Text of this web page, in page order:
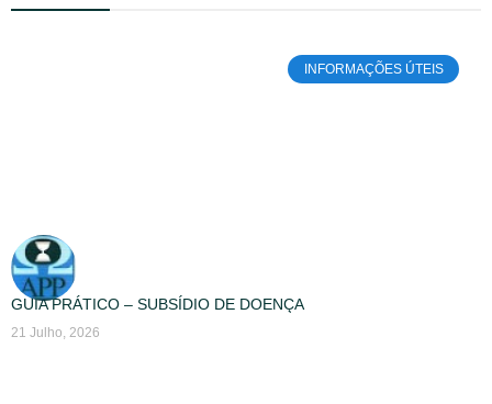
INFORMAÇÕES ÚTEIS
GUIA PRÁTICO – SUBSÍDIO DE DOENÇA
21 Julho, 2026